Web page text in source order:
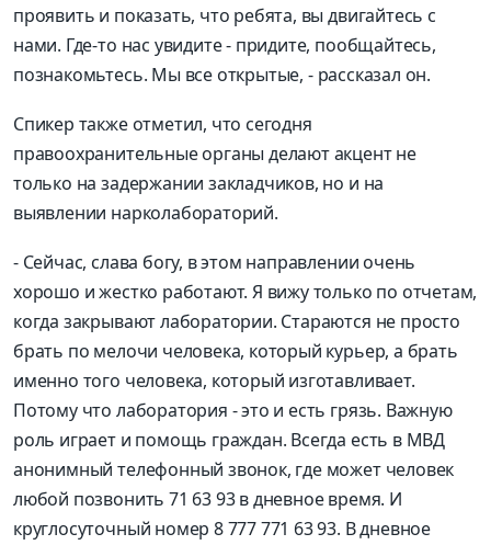
проявить и показать, что ребята, вы двигайтесь с
нами. Где-то нас увидите- придите, пообщайтесь,
познакомьтесь. Мы все открытые, - рассказал он.
Спикер также отметил, что сегодня
правоохранительные органы делают акцент не
только на задержании закладчиков, но и на
выявлении нарколабораторий.
- Сейчас, слава богу, в этом направлении очень
хорошо и жестко работают. Я вижу только по отчетам,
когда закрывают лаборатории. Стараются не просто
брать по мелочи человека, который курьер, а брать
именно того человека, который изготавливает.
Потому что лаборатория - это и есть грязь. Важную
роль играет и помощь граждан. Всегда есть в МВД
анонимный телефонный звонок, гдеможет человек
любой позвонить 71 63 93 в дневное время. И
круглосуточный номер 8 777 771 63 93. В дневное